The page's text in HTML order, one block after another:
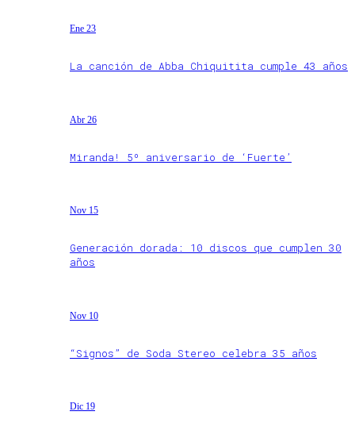
Ene 23
La canción de Abba Chiquitita cumple 43 años
Abr 26
Miranda! 5º aniversario de ‘Fuerte’
Nov 15
Generación dorada: 10 discos que cumplen 30
años
Nov 10
“Signos” de Soda Stereo celebra 35 años
Dic 19